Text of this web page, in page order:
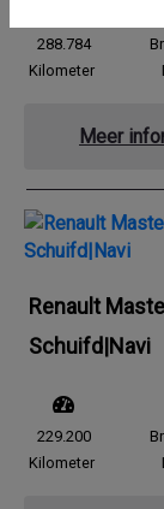
288.784
Kilometer
Meer
Renault
Schuifd|Navi
229.200
Kilometer